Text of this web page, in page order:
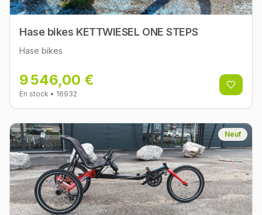
Hase bikes KETTWIESEL ONE STEPS
Hase bikes
9 546,00 €
En stock • 16932
Neuf